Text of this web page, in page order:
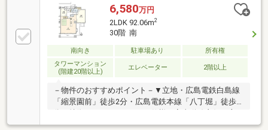
ッチン・パーティールームやゲストルーム等の共用施
設有(一部有料)・24時間ゴミ出し可能・ペット飼育可
能(細則有)▼設備・オートロック・TVモニタ付インタ
ーホン・宅配ボックス▼周辺環境・フレスタおかず工
房グランドタワー店 徒歩1分(約70m)■ ご希望の住まい
探しをお手伝いします ━━━━━・・・物件の詳細・
ご相談はお気軽にお問い合わせください。
6,580万円
2LDK 92.06m2
30階 南
南向き 駐車場あり
所有権
タワーマンション
(階建20階以上)
エレベーター 2階以上
－物件のおすすめポイント－▼立地・広島電鉄白島線
「縮景園前」徒歩2分・広島電鉄本線「八丁堀」徒歩9
寝室はゆとりある約10.4帖、WIC付・玄関近くにトラ